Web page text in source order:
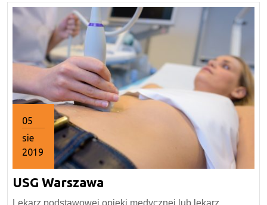
05
sie
2019
sierpnia
USG Warszawa
Warszawa
Lekarz podstawowej opieki medycznej lub lekarz